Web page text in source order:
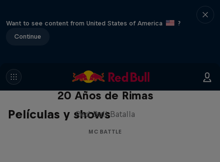
Want to see content from United States of America
?
Continue
Películas y shows
Red Bull Batalla Nueva Historia:
20 Años de Rimas
Red Bull Batalla
MC BATTLE